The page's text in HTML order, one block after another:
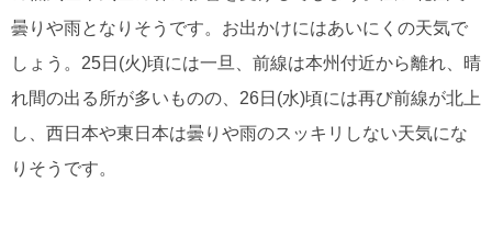
曇りや雨となりそうです。お出かけにはあいにくの天気で
しょう。25日(火)頃には一旦、前線は本州付近から離れ、晴
れ間の出る所が多いものの、26日(水)頃には再び前線が北上
し、西日本や東日本は曇りや雨のスッキリしない天気にな
りそうです。